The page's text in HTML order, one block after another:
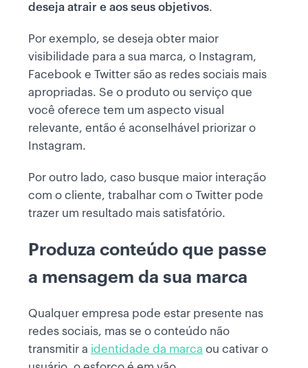
deseja atrair e aos seus objetivos.
Por exemplo, se deseja obter maior
visibilidade para a sua marca, o Instagram,
Facebook e Twitter são as redes sociais mais
apropriadas. Se o produto ou serviço que
você oferece tem um aspecto visual
relevante, então é aconselhável priorizar o
Instagram.
Por outro lado, caso busque maior interação
com o cliente, trabalhar com o Twitter pode
trazer um resultado mais satisfatório.
Produza conteúdo que passe
a mensagem da sua marca
Qualquer empresa pode estar presente nas
redes sociais, mas se o conteúdo não
transmitir a identidade da marca ou cativar o